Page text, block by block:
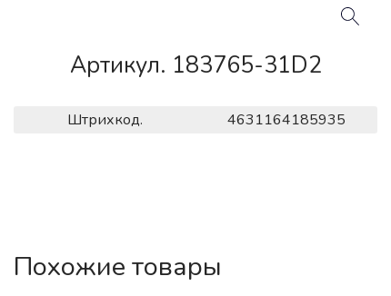
Артикул. 183765-31D2
Штрихкод. 4631164185935
Похожие товары